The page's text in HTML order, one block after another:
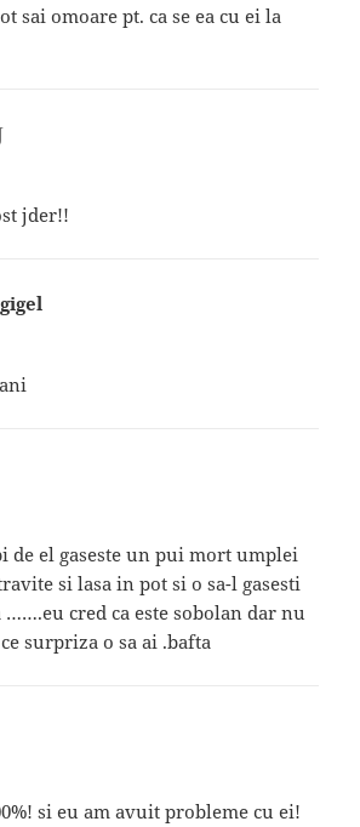
sai omoare pt. ca se ea cu ei la
jder!!
de el gaseste un pui mort umplei
si lasa in pot si o sa-l gasesti
…….eu cred ca este sobolan dar nu
surpriza o sa ai .bafta
si eu am avuit probleme cu ei!